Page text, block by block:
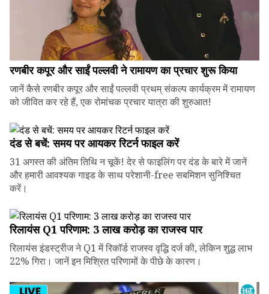
रणबीर कपूर और साईं पल्लवी ने रामायण का प्रचार शुरू किया
जानें कैसे रणबीर कपूर और साईं पल्लवी प्रथम् संकल्प कार्यक्रम में रामायण
को जीवित कर रहे हैं, एक रोमांचक प्रचार यात्रा की शुरुआत!
दंड से बचें: समय पर आयकर रिटर्न फाइल करें
31 अगस्त की अंतिम तिथि न चूकें! देर से फाइलिंग पर दंड के बारे में जानें
और हमारी आवश्यक गाइड के साथ परेशानी-free सबमिशन सुनिश्चित
करें।
रिलायंस Q1 परिणाम: ₹3 लाख करोड़ का राजस्व पार
रिलायंस इंडस्ट्रीज ने Q1 में रिकॉर्ड राजस्व वृद्धि दर्ज की, लेकिन शुद्ध लाभ
22% गिरा। जानें इन मिश्रित परिणामों के पीछे के कारण।